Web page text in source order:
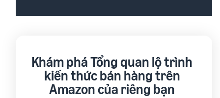
Khám phá Tổng quan lộ trình
kiến thức bán hàng trên
Amazon của riêng bạn